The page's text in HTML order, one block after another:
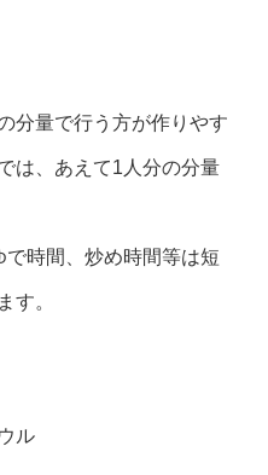
分量で行う方が作りやす
は、あえて1人分の分量
時間、炒め時間等は短
す。
ル